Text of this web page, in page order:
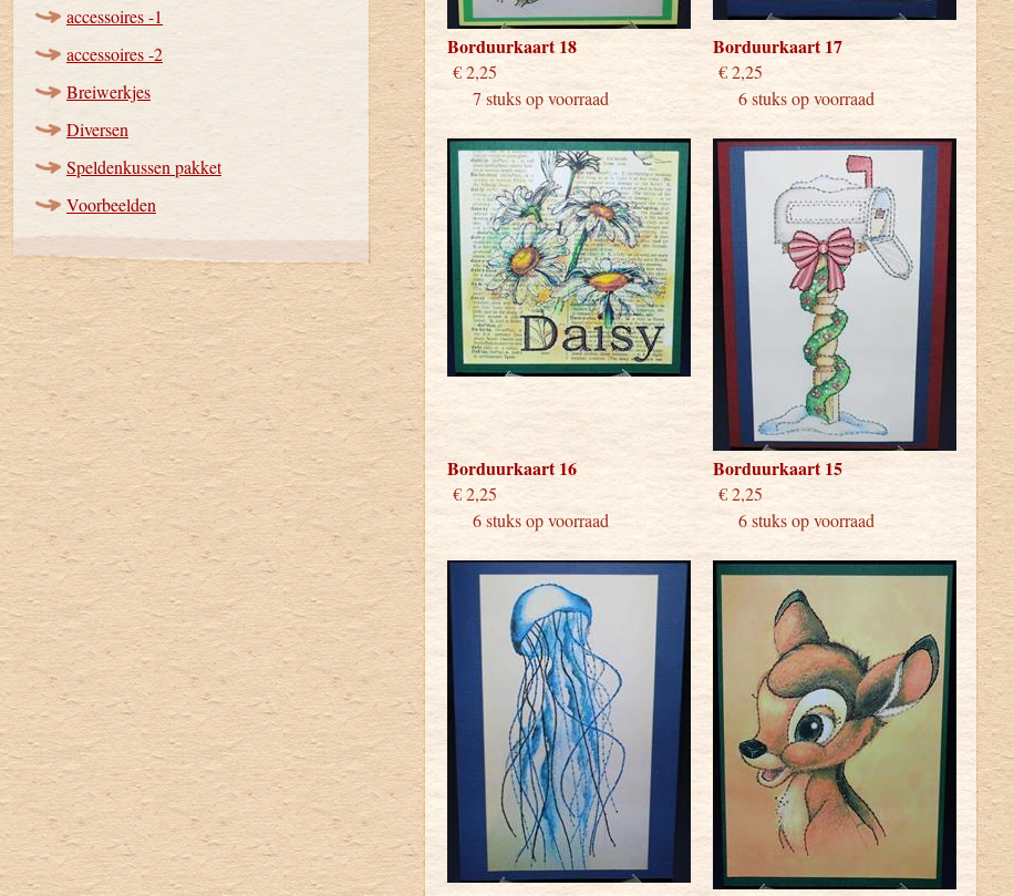
accessoires -1
accessoires -2
Breiwerkjes
Diversen
Speldenkussen pakket
Voorbeelden
Borduurkaart 18
€ 2,25
7 stuks op voorraad
Borduurkaart 17
€ 2,25
6 stuks op voorraad
Borduurkaart 16
€ 2,25
6 stuks op voorraad
Borduurkaart 15
€ 2,25
6 stuks op voorraad